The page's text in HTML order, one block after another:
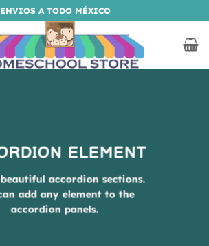
ENVIOS A TODO MÉXICO
ELEMENT
accordion sections.
add any element to the
accordion panels.